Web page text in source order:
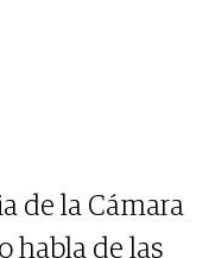
de la Cámara
habla de las